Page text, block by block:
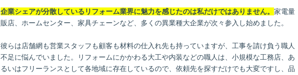
企業シェアが分散しているリフォーム業界に魅力を感じたのは私だけではありません。 家電量
販店、ホームセンター、家具チェーンなど、多くの異業種大企業が次々参入し始めました。
彼らは店舗網も営業スタッフも顧客も材料の仕入れ先も持っていますが、工事を請け負う職人
不足に悩んでいました。リフォームにかかわる大工や内装などの職人は、小規模な工務店、あ
るいはフリーランスとして各地域に存在しているので、依頼先を探すだけでも大変ですし、品